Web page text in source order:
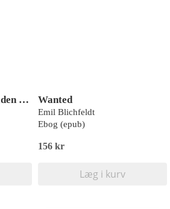
Mellem_rum. Hold gaden eller dø Wanted
Emil Blichfeldt
Ebog (epub)
156 kr
Læg i kurv